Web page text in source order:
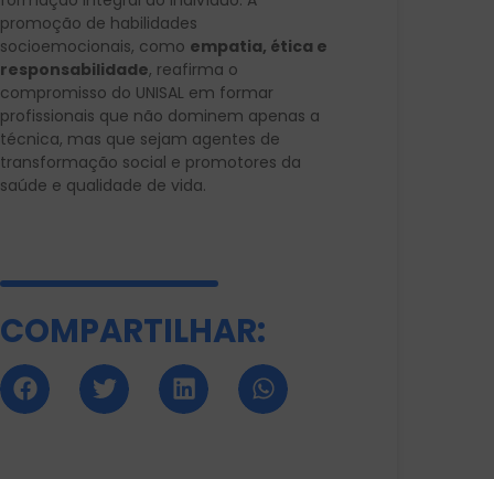
promoção de habilidades
socioemocionais, como empatia, ética e
responsabilidade, reafirma o
compromisso do UNISAL em formar
profissionais que não dominem apenas a
técnica, mas que sejam agentes de
transformação social e promotores da
saúde e qualidade de vida.
COMPARTILHAR: